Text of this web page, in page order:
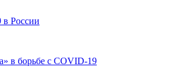
в России
в борьбе с COVID-19